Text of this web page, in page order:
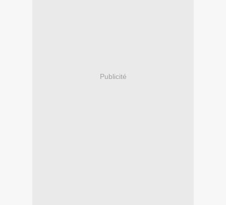
Publicité